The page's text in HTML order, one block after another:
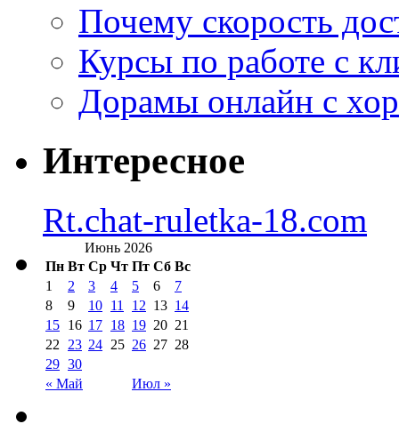
Почему скорость
Курсы по работе с
Дорамы онлайн с
Интересное
Rt.chat-ruletka-18.com
Июнь 2026
Пн Вт Ср Чт Пт Сб Вс
« Май Июл »
1 2 3 4 5 6
7
8
9 10 11 12 13 14
15 16 17 18 19 20 21
22
23 24 25 26 27 28
29 30